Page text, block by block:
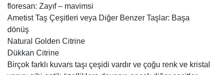
floresan: Zayıf – mavimsi
Ametist Taş Çeşitleri veya Diğer Benzer Taşlar: Başa
dönüş
Natural Golden Citrine
Dükkan Citrine
Birçok farklı kuvars taşı çeşidi vardır ve çoğu renk ve kristal